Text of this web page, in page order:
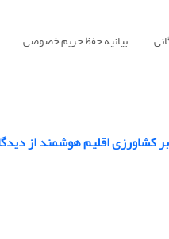
بیانیه حفظ حریم خصوصی
کشاورزی اقلیم هوشمند از